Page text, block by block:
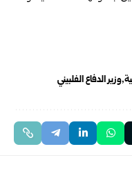
وزير الدفاع الفلبيني